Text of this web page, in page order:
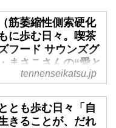
筋萎縮性側索硬化
に歩む日々。喫茶
フード サウンズグ
まさこさんの“愛と
語「ありのままに人
めない」 - 天然生
tennenseikatsu.jp
とも歩む日々「自
きることが、だれ